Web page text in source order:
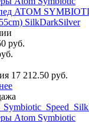
ATOM
SilkDarkSilver
руб.
17 212.50 руб.